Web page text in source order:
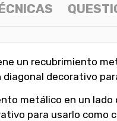
un recubrimiento
decorativo
metálico en un
para usarlo como